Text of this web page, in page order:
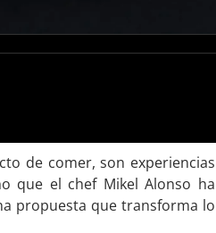
de comer, son experiencias
que el chef Mikel Alonso ha
propuesta que transforma lo